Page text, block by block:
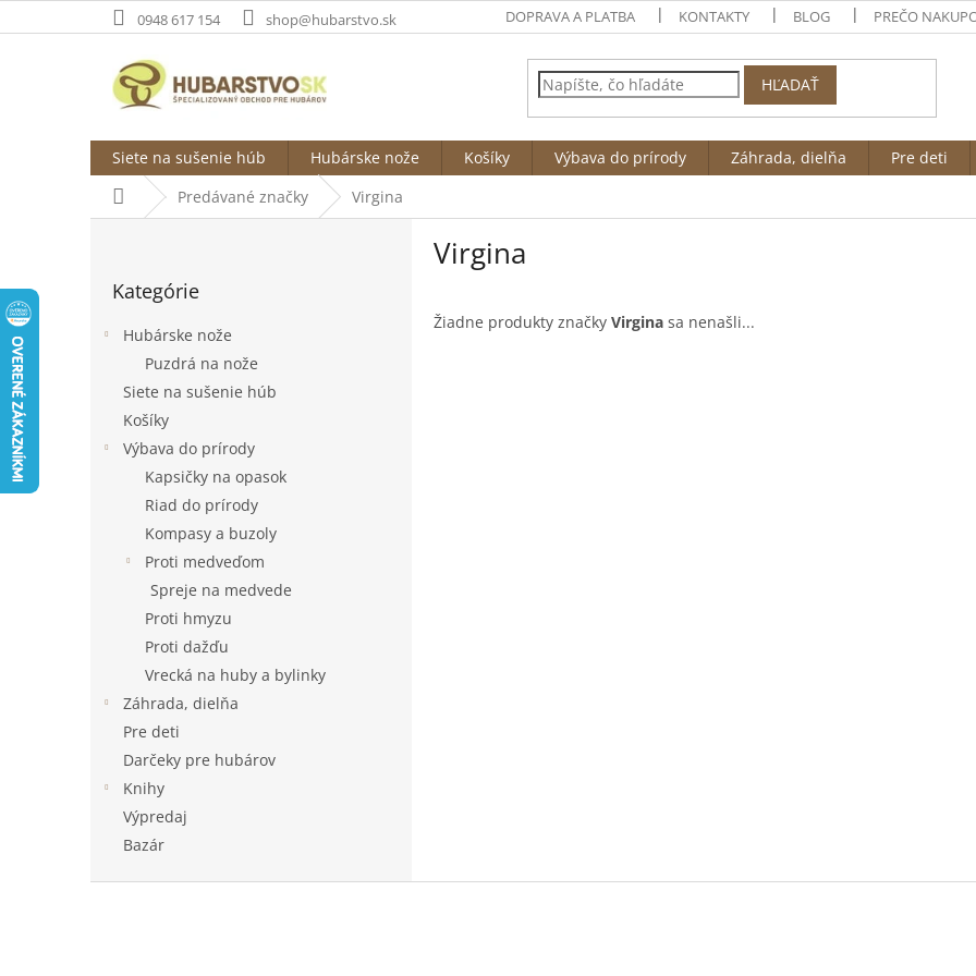
na
0948 617 154 shop@hubarstvo.sk DOPRAVA A PLATBA KONTAKTY BLOG PREČO
HĽADAŤ
Siete na sušenie húb Hubárske nože Košíky Výbava do prírody Záhrada, dielňa Pre deti
DomovPredávané značky Virgina
kategórie
Kategórie
Hubárske nože
Puzdrá na nože
Siete na sušenie húb
Košíky
Výbava do prírody
Kapsičky na opasok
Riad do prírody
Kompasy a buzoly
Proti medveďom
Spreje na medvede
Proti hmyzu
Proti dažďu
Vrecká na huby a bylinky
Záhrada, dielňa
Pre deti
Darčeky pre hubárov
Knihy
Výpredaj
Bazár
Virgina
Žiadne produkty značky Virgina sa nenašli...